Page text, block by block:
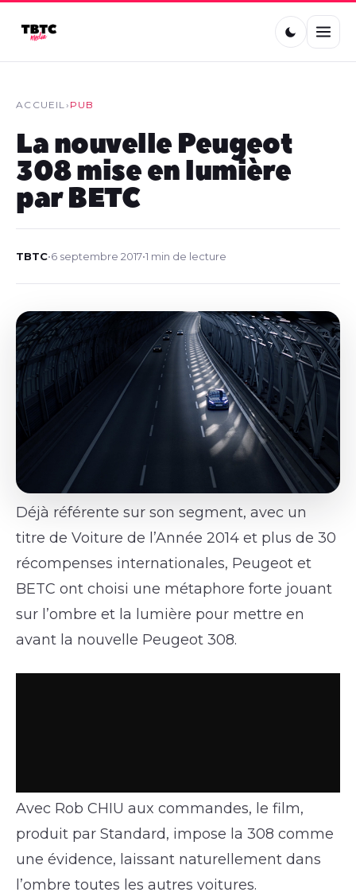
ACCUEIL› PUB
La nouvelle Peugeot
308 mise en lumière
par BETC
TBTC•6 septembre 2017•1 min de lecture
Déjà référente sur son segment, avec un
titre de Voiture de l’Année 2014 et plus de 30
récompenses internationales, Peugeot et
BETC ont choisi une métaphore forte jouant
sur l’ombre et la lumière pour mettre en
avant la nouvelle Peugeot 308.
Avec Rob CHIU aux commandes, le film,
produit par Standard, impose la 308 comme
une évidence, laissant naturellement dans
l’ombre toutes les autres voitures.